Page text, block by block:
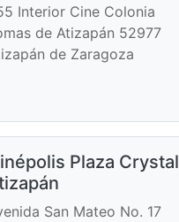
Interior Cine Colonia
de Atizapán 52977
de Zaragoza
Plaza Crystal
San Mateo No. 17